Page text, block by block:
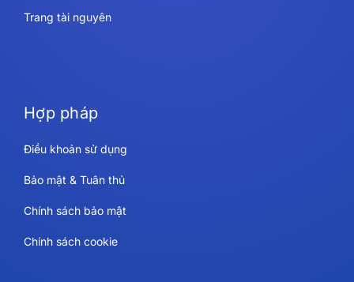
Trang tài nguyên
Hợp pháp
Điều khoản sử dụng
Bảo mật & Tuân thủ
Chính sách bảo mật
Chính sách cookie